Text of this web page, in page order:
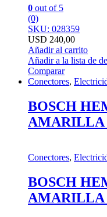
0 out of 5
(0)
SKU: 028359
USD 240,00
Añadir al carrito
Añadir a la lista de
Comparar
Conectores,
BOSCH
AMARILLA
Conectores,
BOSCH
AMARILLA